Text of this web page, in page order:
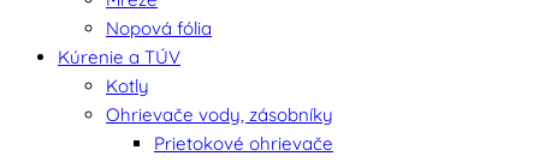
Nopová fólia
Kúrenie a TÚV
Kotly
Ohrievače vody, zásobníky
Prietokové ohrievače